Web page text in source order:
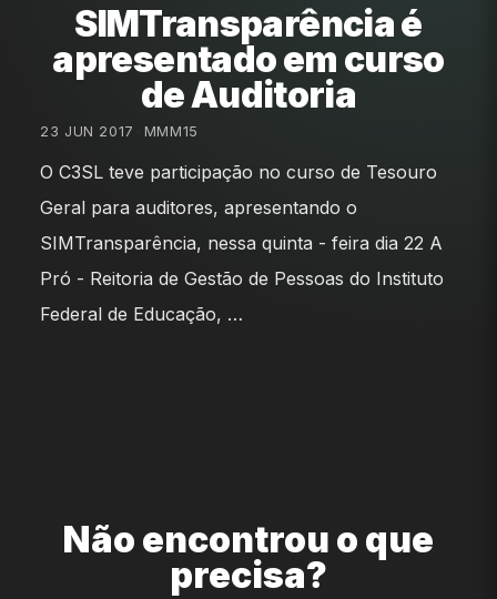
SIMTransparência é
apresentado em curso
de Auditoria
23 JUN 2017 MMM15
O C3SL teve participação no curso de Tesouro
Geral para auditores, apresentando o
SIMTransparência, nessa quinta - feira dia 22 A
Pró - Reitoria de Gestão de Pessoas do Instituto
Federal de Educação, …
Não encontrou o que
precisa?